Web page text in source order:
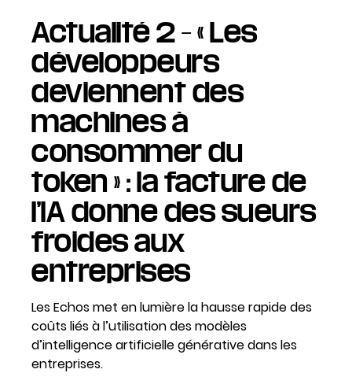
Actualité 2 – « Les
développeurs
deviennent des
machines à
consommer du
token » : la facture de
l’IA donne des sueurs
froides aux
entreprises
Les Echos met en lumière la hausse rapide des
coûts liés à l’utilisation des modèles
d’intelligence artificielle générative dans les
entreprises.